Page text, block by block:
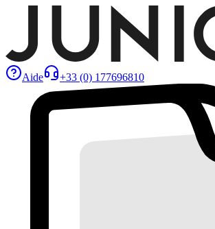
Aide +33 (0) 177696810